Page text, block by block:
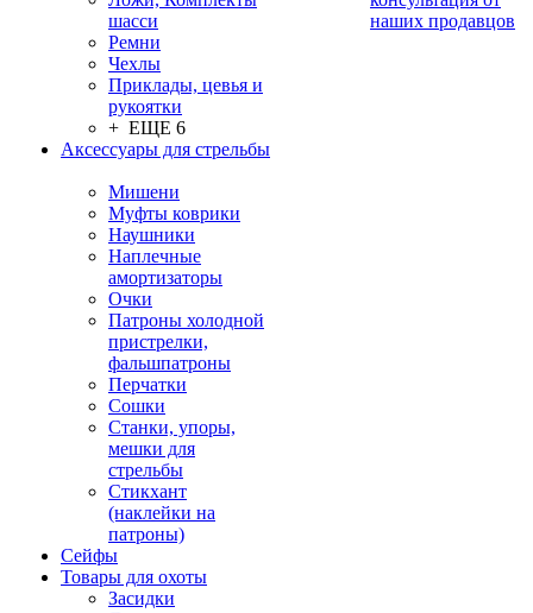
шасси
Ремни
Чехлы
Приклады, цевья и
рукоятки
+ ЕЩЕ 6
Аксессуары для стрельбы
Мишени
Муфты коврики
Наушники
Наплечные
амортизаторы
Очки
Патроны холодной
пристрелки,
фальшпатроны
Перчатки
Сошки
Станки, упоры,
мешки для
стрельбы
Стикхант
(наклейки на
патроны)
Сейфы
Товары для охоты
Засидки
наших продавцов